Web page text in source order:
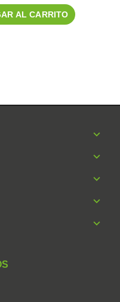
AL CARRITO